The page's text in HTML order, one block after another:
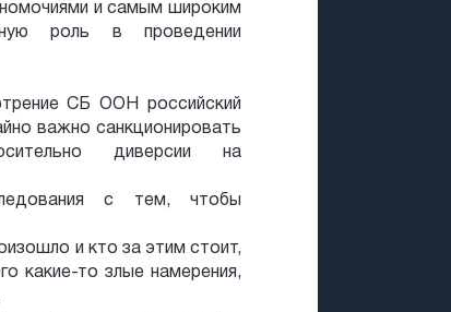
и самым широким
роль в проведении
СБ ООН российский
важно санкционировать
диверсии на
с тем, чтобы
и кто за этим стоит,
какие-то злые намерения,